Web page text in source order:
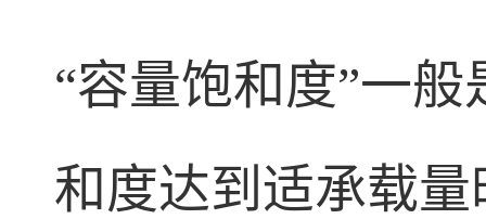
“容量饱和度”一
和度达到适承载